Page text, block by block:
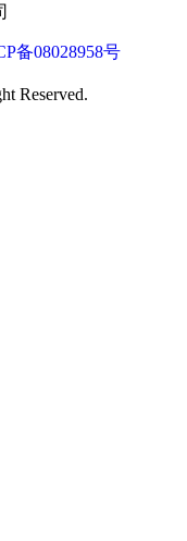
备08028958号
Reserved.